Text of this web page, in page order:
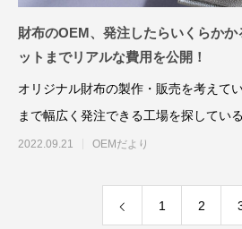
財布のOEM、発注したらいくらかか
ットまでリアルな費用を公開！
オリジナル財布の製作・販売を考えて
まで幅広く発注できる工場を探してい
ないでしょうか？特に
2022.09.21 OEMだより
1 2